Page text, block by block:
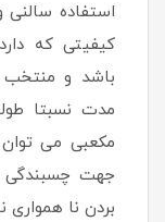
استفاده
کیفیتی که
باشد و منتخب
مدت نسبتا
مکعبی می
جهت چسبندگی
بردن نا